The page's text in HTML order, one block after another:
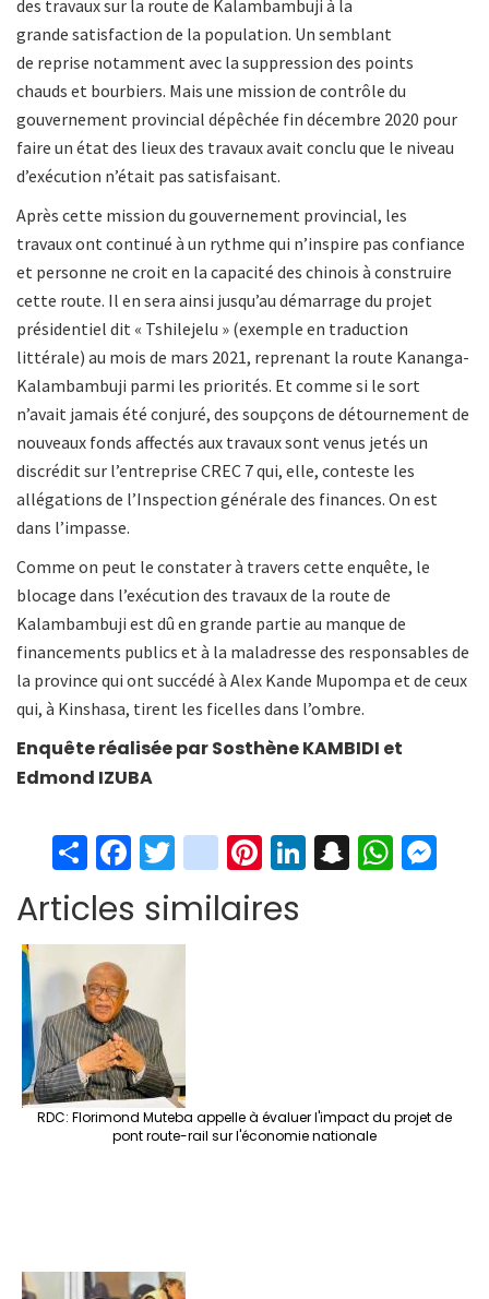
des travaux sur la route de Kalambambuji à la
grande satisfaction de la population. Un semblant
de reprise notamment avec la suppression des points
chauds et bourbiers. Mais une mission de contrôle du
gouvernement provincial dépêchée fin décembre 2020 pour
faire un état des lieux des travaux avait conclu que le niveau
d’exécution n’était pas satisfaisant.
Après cette mission du gouvernement provincial, les
travaux ont continué à un rythme qui n’inspire pas confiance
et personne ne croit en la capacité des chinois à construire
cette route. Il en sera ainsi jusqu’au démarrage du projet
présidentiel dit « Tshilejelu » (exemple en traduction
littérale) au mois de mars 2021, reprenant la route Kananga-
Kalambambuji parmi les priorités. Et comme si le sort
n’avait jamais été conjuré, des soupçons de détournement de
nouveaux fonds affectés aux travaux sont venus jetés un
discrédit sur l’entreprise CREC 7 qui, elle, conteste les
allégations de l’Inspection générale des finances. On est
dans l’impasse.
Comme on peut le constater à travers cette enquête, le
blocage dans l’exécution des travaux de la route de
Kalambambuji est dû en grande partie au manque de
financements publics et à la maladresse des responsables de
la province qui ont succédé à Alex Kande Mupompa et de ceux
qui, à Kinshasa, tirent les ficelles dans l’ombre.
Enquête réalisée par Sosthène KAMBIDI et
Edmond IZUBA
S
h
ar
e
Fa
ce
b
o
k
T
wi
tt
er
in
st
ag
Pi
er
Li S W
Articles similaires
RDC: Florimond Muteba appelle à évaluer l'impact du projet de
pont route-rail sur l'économie nationale